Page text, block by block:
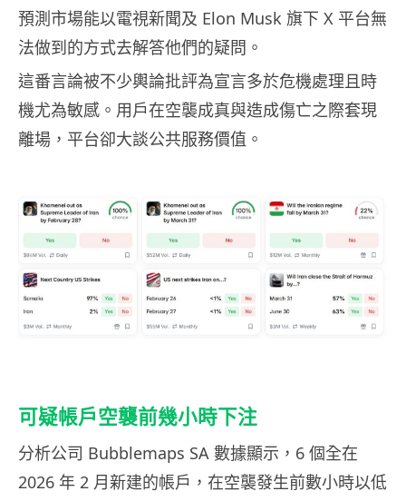
預測市場能以電視新聞及 Elon Musk 旗下 X 平台無
法做到的方式去解答他們的疑問。
這番言論被不少輿論批評為宣言多於危機處理且時
機尤為敏感。用戶在空襲成真與造成傷亡之際套現
離場，平台卻大談公共服務價值。
可疑帳戶空襲前幾小時下注
分析公司 Bubblemaps SA 數據顯示，6 個全在
2026 年 2 月新建的帳戶，在空襲發生前數小時以低